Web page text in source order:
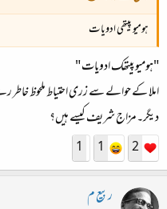
ہومیو پیتھی ادویات
"ہومیو پیتھک ادویات "
املا کے حوالے سے زری احتیاط ملحوظ خاطر
دیگر۔مزاج شریف کیسے ہیں؟
2
1
1
ربیع م